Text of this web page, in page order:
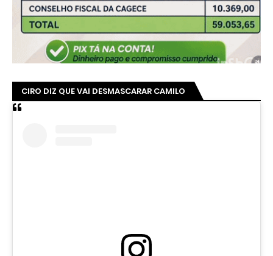
CIRO DIZ QUE VAI DESMASCARAR CAMILO